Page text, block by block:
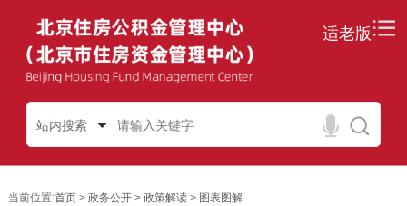
适老版
站内搜索
当前位置:首页> 政务公开> 政策解读> 图表图解